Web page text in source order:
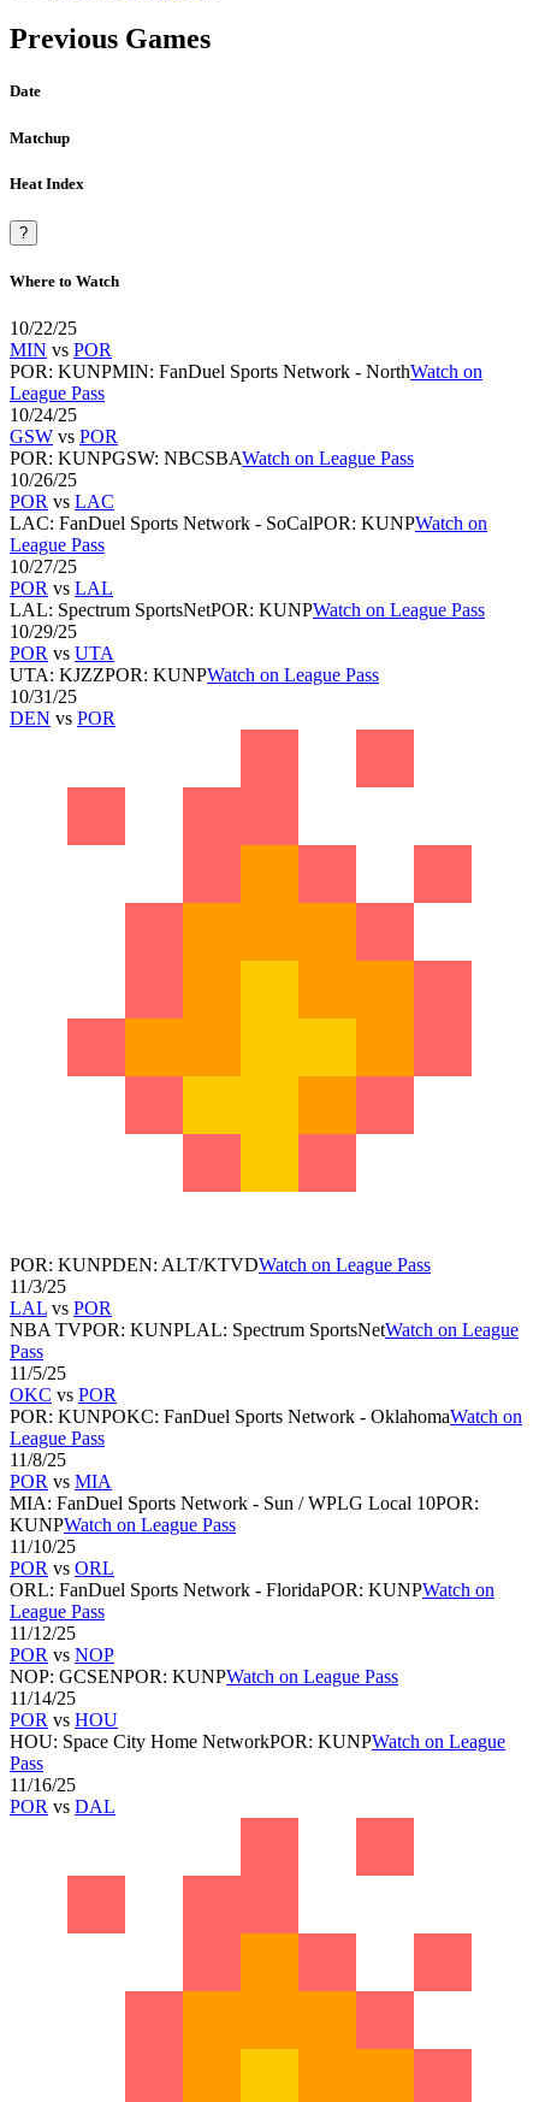
Previous Games
Date
Matchup
Heat Index
?
Where to Watch
10/22/25
MIN vs POR
POR: KUNPMIN: FanDuel Sports Network - NorthWatch on
League Pass
10/24/25
GSW vs POR
POR: KUNPGSW: NBCSBAWatch on League Pass
10/26/25
POR vs LAC
LAC: FanDuel Sports Network - SoCalPOR: KUNPWatch on
League Pass
10/27/25
POR vs LAL
LAL: Spectrum SportsNetPOR: KUNPWatch on League Pass
10/29/25
POR vs UTA
UTA: KJZZPOR: KUNPWatch on League Pass
10/31/25
DEN vs POR
POR: KUNPDEN: ALT/KTVDWatch on League Pass
11/3/25
LAL vs POR
NBA TVPOR: KUNPLAL: Spectrum SportsNetWatch on League
Pass
11/5/25
OKC vs POR
POR: KUNPOKC: FanDuel Sports Network - OklahomaWatch on
League Pass
11/8/25
POR vs MIA
MIA: FanDuel Sports Network - Sun / WPLG Local 10POR:
KUNPWatch on League Pass
11/10/25
POR vs ORL
ORL: FanDuel Sports Network - FloridaPOR: KUNPWatch on
League Pass
11/12/25
POR vs NOP
NOP: GCSENPOR: KUNPWatch on League Pass
11/14/25
POR vs HOU
HOU: Space City Home NetworkPOR: KUNPWatch on League
Pass
11/16/25
POR vs DAL